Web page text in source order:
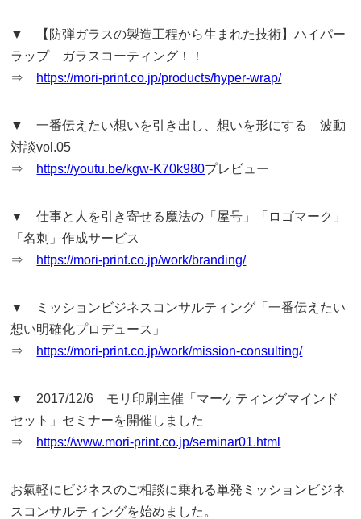
▼ 【防弾ガラスの製造工程から生まれた技術】ハイパー
ラップ ガラスコーティング！！
⇒ https://mori-print.co.jp/products/hyper-wrap/
▼ 一番伝えたい想いを引き出し、想いを形にする 波動
対談vol.05
⇒ https://youtu.be/kgw-K70k980プレビュー
▼ 仕事と人を引き寄せる魔法の「屋号」「ロゴマーク」
「名刺」作成サービス
⇒ https://mori-print.co.jp/work/branding/
▼ ミッションビジネスコンサルティング「一番伝えたい
想い明確化プロデュース」
⇒ https://mori-print.co.jp/work/mission-consulting/
▼ 2017/12/6 モリ印刷主催「マーケティングマインド
セット」セミナーを開催しました
⇒ https://www.mori-print.co.jp/seminar01.html
お氣軽にビジネスのご相談に乗れる単発ミッションビジネ
スコンサルティングを始めました。